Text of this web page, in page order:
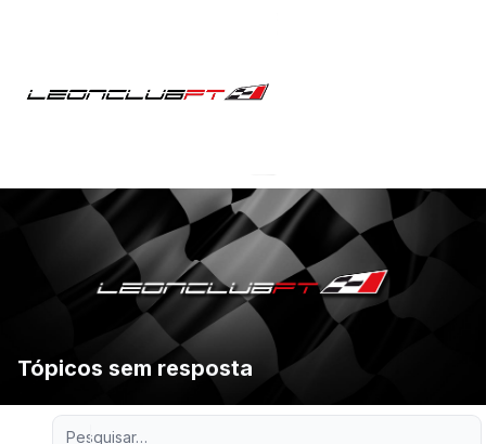
Tópicos sem resposta
Pesquisa avançada